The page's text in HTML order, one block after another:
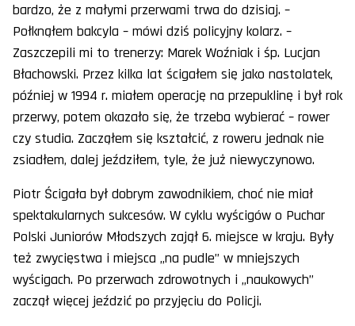
bardzo, że z małymi przerwami trwa do dzisiaj. –
Połknąłem bakcyla – mówi dziś policyjny kolarz. –
Zaszczepili mi to trenerzy: Marek Woźniak i śp. Lucjan
Błachowski. Przez kilka lat ścigałem się jako nastolatek,
później w 1994 r. miałem operację na przepuklinę i był rok
przerwy, potem okazało się, że trzeba wybierać – rower
czy studia. Zacząłem się kształcić, z roweru jednak nie
zsiadłem, dalej jeździłem, tyle, że już niewyczynowo.
Piotr Ścigała był dobrym zawodnikiem, choć nie miał
spektakularnych sukcesów. W cyklu wyścigów o Puchar
Polski Juniorów Młodszych zajął 6. miejsce w kraju. Były
też zwycięstwa i miejsca „na pudle” w mniejszych
wyścigach. Po przerwach zdrowotnych i „naukowych”
zaczął więcej jeździć po przyjęciu do Policji.